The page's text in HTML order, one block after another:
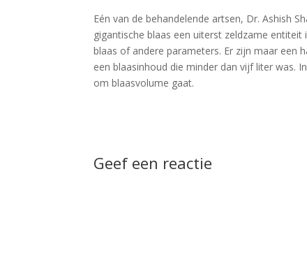
Eén van de behandelende artsen, Dr. Ashish
gigantische blaas een uiterst zeldzame
blaas of andere parameters. Er zijn maar een
een blaasinhoud die minder dan vijf liter was.
om blaasvolume gaat.
Geef een reactie